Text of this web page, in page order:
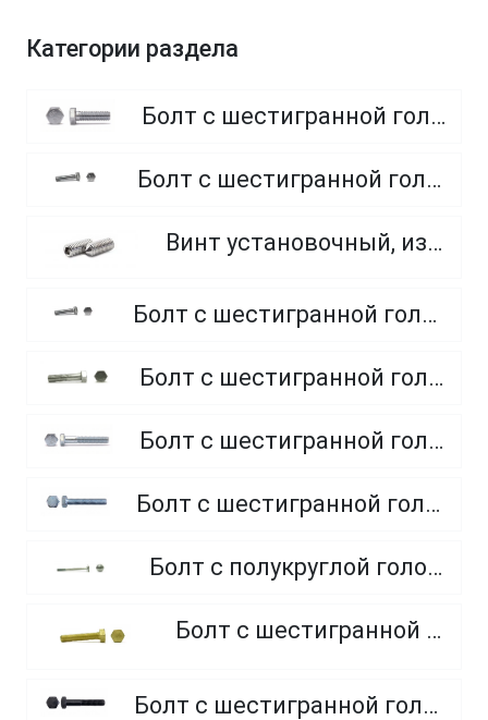
Категории раздела
Болт с шестигранной головкой, полная резьба, класс прочности 8.8
Болт с шестигранной головкой, полная резьба, класс прочности 4.8 и 5.8
Винт установочный, из нержавеющей стали A2
Болт с шестигранной головкой, полная резьба, из нержавеющей стали A2 и A4
Болт с шестигранной головкой, неполная резьба, класс прочности 5.8
Болт с шестигранной головкой, неполная резьба, класс прочности 8.8
Болт с шестигранной головкой, полная резьба, класс прочности 10.9 и 12.9
Болт с полукруглой головкой и квадратным подголовником
Болт с шестигранной головкой, из латуни
Болт с шестигранной головкой, неполная резьба, класс прочности 10.9 и 12.9